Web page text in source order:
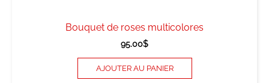
Bouquet de roses multicolores
95.00$
AJOUTER AU PANIER